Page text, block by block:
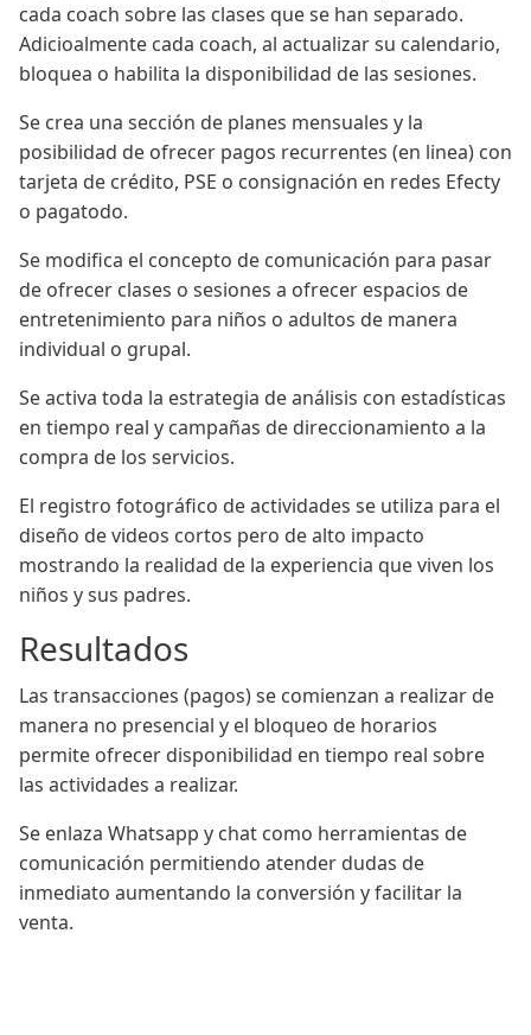
cada coach sobre las clases que se han separado.
Adicioalmente cada coach, al actualizar su calendario,
bloquea o habilita la disponibilidad de las sesiones.
Se crea una sección de planes mensuales y la
posibilidad de ofrecer pagos recurrentes (en linea) con
tarjeta de crédito, PSE o consignación en redes Efecty
o pagatodo.
Se modifica el concepto de comunicación para pasar
de ofrecer clases o sesiones a ofrecer espacios de
entretenimiento para niños o adultos de manera
individual o grupal.
Se activa toda la estrategia de análisis con estadísticas
en tiempo real y campañas de direccionamiento a la
compra de los servicios.
El registro fotográfico de actividades se utiliza para el
diseño de videos cortos pero de alto impacto
mostrando la realidad de la experiencia que viven los
niños y sus padres.
Resultados
Las transacciones (pagos) se comienzan a realizar de
manera no presencial y el bloqueo de horarios
permite ofrecer disponibilidad en tiempo real sobre
las actividades a realizar.
Se enlaza Whatsapp y chat como herramientas de
comunicación permitiendo atender dudas de
inmediato aumentando la conversión y facilitar la
venta.